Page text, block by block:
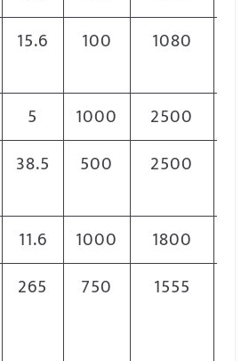
15.6 100 1080
5 1000 2500
38.5 500 2500
11.6 1000 1800
265 750 1555